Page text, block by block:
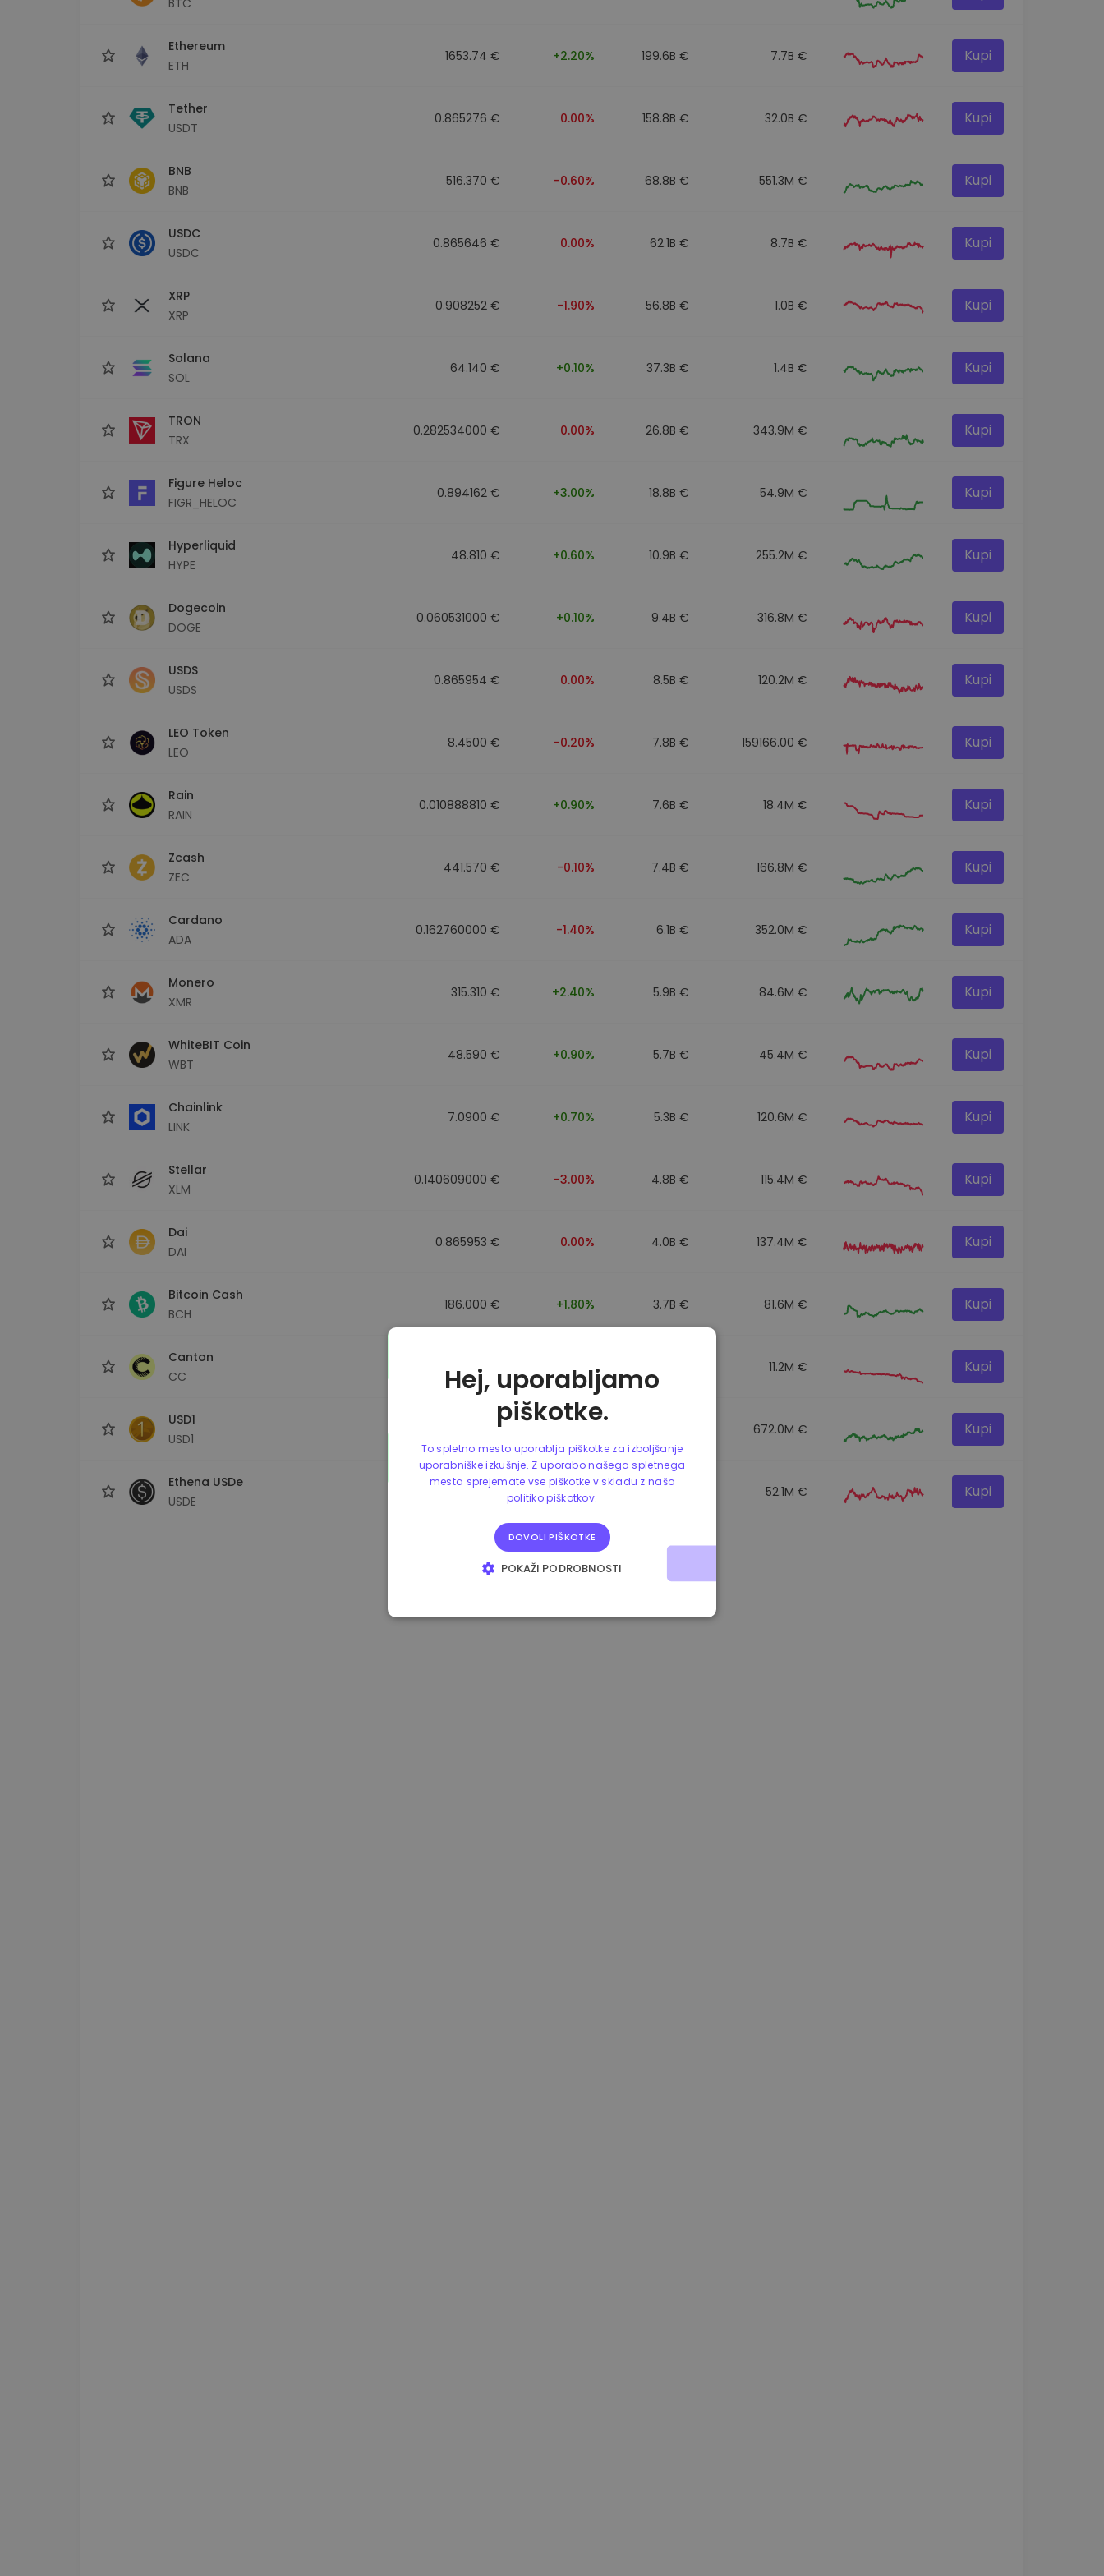
Ethereum
ETH
1653.74 € +2.20% 199.6B € 7.7B € Kupi
Tether
USDT
0.865276 € 0.00% 158.8B € 32.0B € Kupi
BNB
BNB
516.370 € -0.60% 68.8B € 551.3M € Kupi
USDC
USDC
0.865646 € 0.00% 62.1B € 8.7B € Kupi
XRP
XRP
0.908252 € -1.90% 56.8B € 1.0B € Kupi
Solana
SOL
64.140 € +0.10% 37.3B € 1.4B € Kupi
TRON
TRX
0.282534000 € 0.00% 26.8B € 343.9M € Kupi
Figure Heloc
FIGR_HELOC
0.894162 € +3.00% 18.8B € 54.9M € Kupi
Hyperliquid
HYPE
48.810 € +0.60% 10.9B € 255.2M € Kupi
Dogecoin
DOGE
0.060531000 € +0.10% 9.4B € 316.8M € Kupi
USDS
USDS
0.865954 € 0.00% 8.5B € 120.2M € Kupi
LEO Token
LEO
8.4500 € -0.20% 7.8B € 159166.00 € Kupi
Rain
RAIN
0.010888810 € +0.90% 7.6B € 18.4M € Kupi
Zcash
ZEC
441.570 € -0.10% 7.4B € 166.8M € Kupi
Cardano
ADA
0.162760000 € -1.40% 6.1B € 352.0M € Kupi
Monero
XMR
315.310 € +2.40% 5.9B € 84.6M € Kupi
WhiteBIT Coin
WBT
48.590 € +0.90% 5.7B € 45.4M € Kupi
Chainlink
LINK
7.0900 € +0.70% 5.3B € 120.6M € Kupi
Stellar
XLM
0.140609000 € -3.00% 4.8B € 115.4M € Kupi
Dai
DAI
0.865953 € 0.00% 4.0B € 137.4M € Kupi
Bitcoin Cash
BCH
186.000 € +1.80% 3.7B € 81.6M € Kupi
Canton
CC
0.088043000 € -6.40% 11.2M € Kupi
USD1
USD1
0.865623 € 672.0M € Kupi
Ethena USDe
USDE
0.865660 € 0.00% 52.1M € Kupi
Hej, uporabljamo
piškotke.
To spletno mesto uporablja piškotke za izboljšanje
uporabniške izkušnje. Z uporabo našega spletnega
mesta sprejemate vse piškotke v skladu z našo
politiko piškotkov.
DOVOLI PIŠKOTKE
POKAŽI PODROBNOSTI